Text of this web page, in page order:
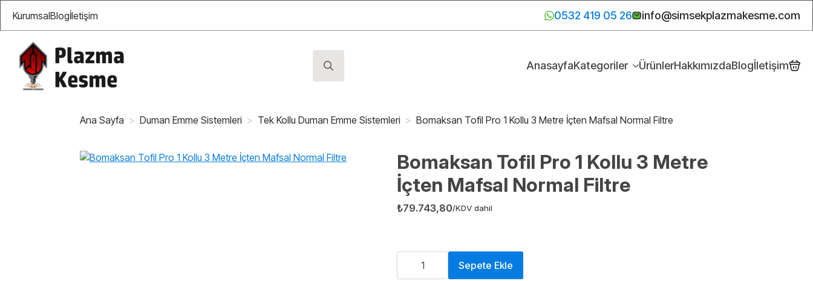
KurumsalBlogİletişim 0532 419 05 26 info@simsekplazmakesme.com
AnasayfaKategoriler ÜrünlerHakkımızdaBlogİletişim
Ana Sayfa Duman Emme Sistemleri Tek Kollu Duman Emme Sistemleri Bomaksan Tofil Pro 1 Kollu 3 Metre İçten Mafsal Normal Filtre
Bomaksan Tofil Pro 1 Kollu 3 Metre
İçten Mafsal Normal Filtre
₺79.743,80/KDV dahil
Bomaksan
Sepete Ekle